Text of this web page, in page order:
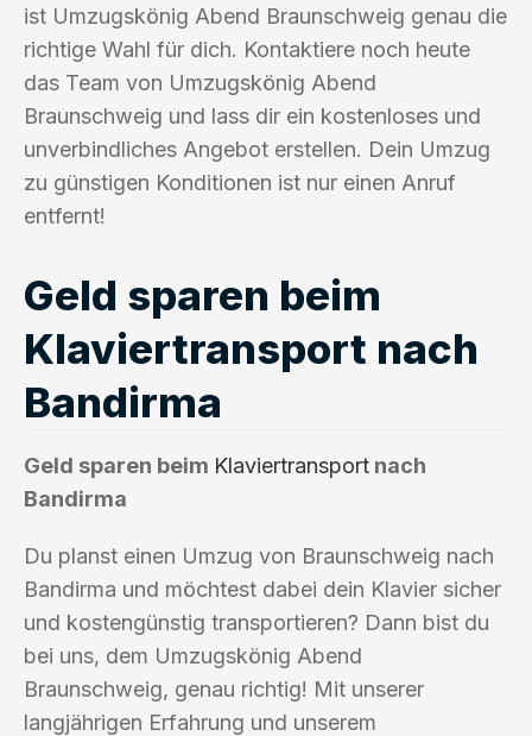
ist Umzugskönig Abend Braunschweig genau die
richtige Wahl für dich. Kontaktiere noch heute
das Team von Umzugskönig Abend
Braunschweig und lass dir ein kostenloses und
unverbindliches Angebot erstellen. Dein Umzug
zu günstigen Konditionen ist nur einen Anruf
entfernt!
Geld sparen beim
Klaviertransport nach
Bandirma
Geld sparen beim Klaviertransport nach
Bandirma
Du planst einen Umzug von Braunschweig nach
Bandirma und möchtest dabei dein Klavier sicher
und kostengünstig transportieren? Dann bist du
bei uns, dem Umzugskönig Abend
Braunschweig, genau richtig! Mit unserer
langjährigen Erfahrung und unserem